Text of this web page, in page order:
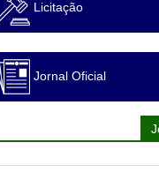
Licitação
Jornal Oficial